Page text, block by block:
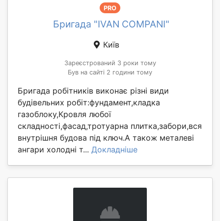
PRO
Бригада "IVAN COMPANI"
Київ
Зареєстрований 3 роки тому
Був на сайті 2 години тому
Бригада робітників виконає різні види
будівельних робіт:фундамент,кладка
газоблоку,Кровля любої
складності,фасад,тротуарна плитка,забори,вся
внутрішня будова під ключ.А також металеві
ангари холодні т... Докладніше